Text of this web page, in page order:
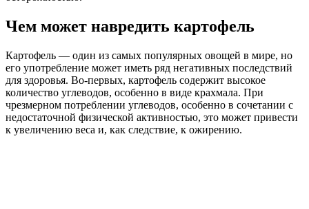
Чем может навредить картофель
Картофель — один из самых популярных овощей в мире, но
его употребление может иметь ряд негативных последствий
для здоровья. Во-первых, картофель содержит высокое
количество углеводов, особенно в виде крахмала. При
чрезмерном потреблении углеводов, особенно в сочетании с
недостаточной физической активностью, это может привести
к увеличению веса и, как следствие, к ожирению.